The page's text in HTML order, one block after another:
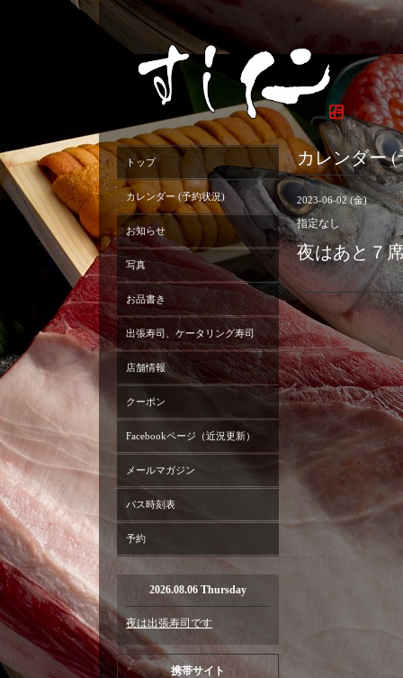
カレンダー
2023-06-02 (金)
指定なし
夜はあと７
トップ
カレンダー (予約状況)
お知らせ
写真
お品書き
出張寿司、ケータリング寿司
店舗情報
クーポン
Facebookページ（近況更新）
メールマガジン
バス時刻表
予約
2026.08.06 Thursday
夜は出張寿司です
携帯サイト